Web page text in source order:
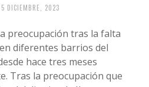
5 DICIEMBRE, 2023
preocupación tras la falta
diferentes barrios del
hace tres meses
Tras la preocupación que